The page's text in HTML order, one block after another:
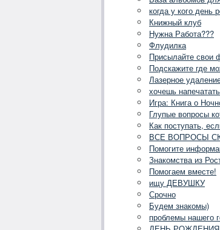
когда у кого день
Книжный клуб
Нужна Работа???
Флудилка
Присылайте свои
Подскажите где
Лазерное
хочешь
Игра: Книга о
Глупые вопросы
Как поступать,
ВСЕ ВОПРОСЫ
Помогите
Знакомства из
Помогаем вместе!
ищу ДЕВУШКУ
Срочно
Будем знакомы)
проблемы нашего